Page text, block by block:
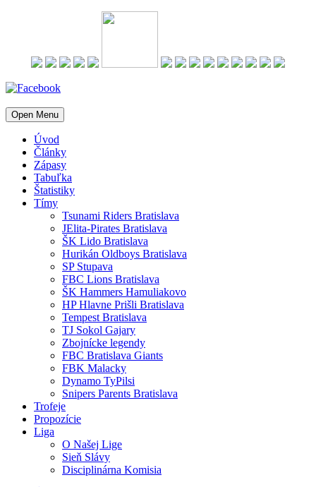
Open Menu
Úvod
Články
Zápasy
Tabuľka
Štatistiky
Tímy
Tsunami Riders Bratislava
JElita-Pirates Bratislava
ŠK Lido Bratislava
Hurikán Oldboys Bratislava
SP Stupava
FBC Lions Bratislava
ŠK Hammers Hamuliakovo
HP Hlavne Prišli Bratislava
Tempest Bratislava
TJ Sokol Gajary
Zbojnícke legendy
FBC Bratislava Giants
FBK Malacky
Dynamo TyPilsi
Snipers Parents Bratislava
Trofeje
Propozície
Liga
O Našej Lige
Sieň Slávy
Disciplinárna Komisia